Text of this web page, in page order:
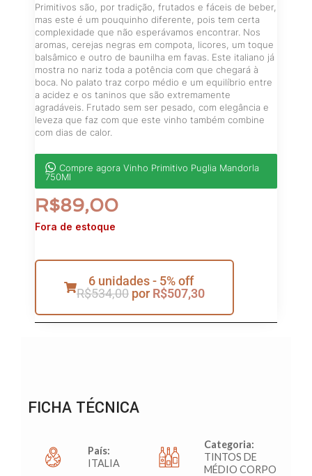
Primitivos são, por tradição, frutados e fáceis de beber,
mas este é um pouquinho diferente, pois tem certa
complexidade que não esperávamos encontrar. Nos
aromas, cerejas negras em compota, licores, um toque
balsâmico e outro de baunilha em favas. Este italiano já
mostra no nariz toda a potência com que chegará à
boca. No palato traz corpo médio e um equilíbrio entre
a acidez e os taninos que são extremamente
agradáveis. Frutado sem ser pesado, com elegância e
leveza que faz com que este vinho também combine
com dias de calor.
Compre agora Vinho Primitivo Puglia Mandorla
750Ml
R$89,00
Fora de estoque
6 unidades - 5% off
R$534,00 por R$507,30
FICHA TÉCNICA
País:
ITALIA
Categoria:
TINTOS DE
MÉDIO CORPO